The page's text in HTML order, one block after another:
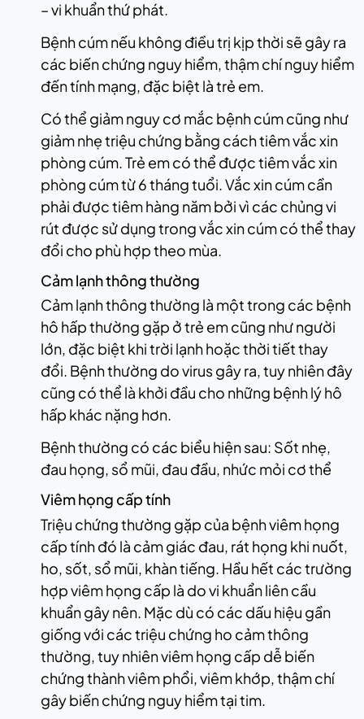
– vi khuẩn thứ phát.
Bệnh cúm nếu không điều trị kịp thời sẽ gây ra
các biến chứng nguy hiểm, thậm chí nguy hiểm
đến tính mạng, đặc biệt là trẻ em.
Có thể giảm nguy cơ mắc bệnh cúm cũng như
giảm nhẹ triệu chứng bằng cách tiêm vắc xin
phòng cúm. Trẻ em có thể được tiêm vắc xin
phòng cúm từ 6 tháng tuổi. Vắc xin cúm cần
phải được tiêm hàng năm bởi vì các chủng vi
rút được sử dụng trong vắc xin cúm có thể thay
đổi cho phù hợp theo mùa.
Cảm lạnh thông thường
Cảm lạnh thông thường là một trong các bệnh
hô hấp thường gặp ở trẻ em cũng như người
lớn, đặc biệt khi trời lạnh hoặc thời tiết thay
đổi. Bệnh thường do virus gây ra, tuy nhiên đây
cũng có thể là khởi đầu cho những bệnh lý hô
hấp khác nặng hơn.
Bệnh thường có các biểu hiện sau: Sốt nhẹ,
đau họng, sổ mũi, đau đầu, nhức mỏi cơ thể
Viêm họng cấp tính
Triệu chứng thường gặp của bệnh viêm họng
cấp tính đó là cảm giác đau, rát họng khi nuốt,
ho, sốt, sổ mũi, khàn tiếng. Hầu hết các trường
hợp viêm họng cấp là do vi khuẩn liên cầu
khuẩn gây nên. Mặc dù có các dấu hiệu gần
giống với các triệu chứng ho cảm thông
thường, tuy nhiên viêm họng cấp dễ biến
chứng thành viêm phổi, viêm khớp, thậm chí
gây biến chứng nguy hiểm tại tim.